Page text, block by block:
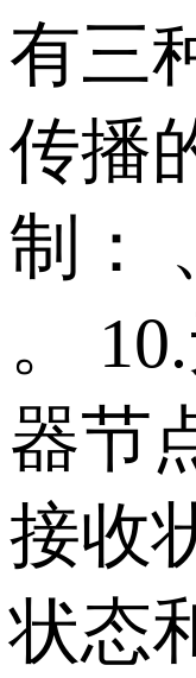
有三
传播
制：
。
器节
接收
状态